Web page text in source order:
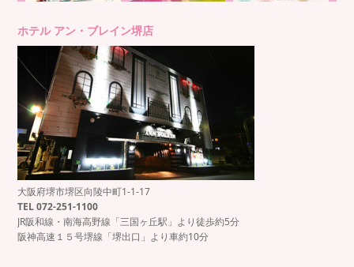
ホテル アン・ブレイン堺店
大阪府堺市堺区向陵中町1-1-17
TEL 072-251-1100
JR阪和線・南海高野線「三国ヶ丘駅」より徒歩約5分
阪神高速１５号堺線「堺出口」より車約10分